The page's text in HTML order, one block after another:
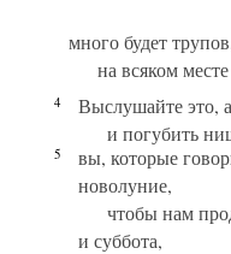
много будет
на всяком
4
Выслушайте это,
и погубить
5
вы, которые
новолуние,
чтобы нам
и суббота,